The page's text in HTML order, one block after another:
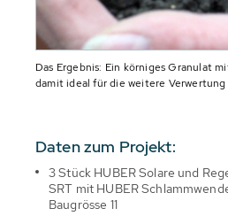
Das Ergebnis: Ein körniges Granulat
damit ideal für die weitere Verwertung
Daten zum Projekt:
3 Stück HUBER Solare und
SRT mit HUBER
Baugrösse 11